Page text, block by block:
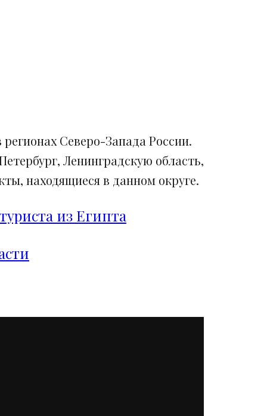
Северо-Запада России.
Ленинградскую область,
находящиеся в данном округе.
из Египта